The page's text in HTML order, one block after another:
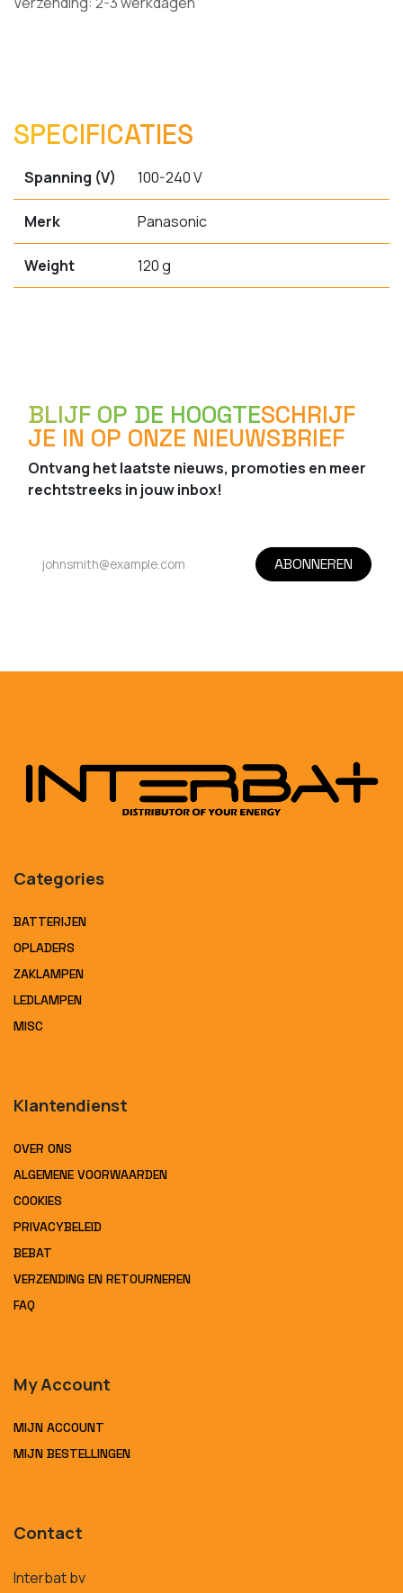
SPECIFICATIES
Spanning (V) 100-240 V
Merk Panasonic
Weight 120 g
BLIJF OP DE HOOGTESCHRIJF
JE IN OP ONZE NIEUWSBRIEF
Ontvang het laatste nieuws, promoties en meer
rechtstreeks in jouw inbox!
ABONNEREN
Categories
BATTERIJEN
OPLADERS
ZAKLAMPEN
LEDLAMPEN
MISC
Klantendienst
OVER ONS
ALGEMENE VOORWAARDEN
COOKIES
PRIVACYBELEID
BEBAT
VERZENDING EN RETOURNEREN
FAQ
My Account
MIJN ACCOUNT
MIJN BESTELLINGEN
Contact
Interbat bv